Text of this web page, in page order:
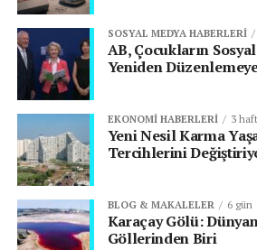
SOSYAL MEDYA HABERLERI
AB, Çocukların
Yeniden
EKONOMI HABERLERI 3
Yeni Nesil Karma
Tercihlerini
BLOG & MAKALELER 6 gün
Karaçay Gölü:
Göllerinden Biri